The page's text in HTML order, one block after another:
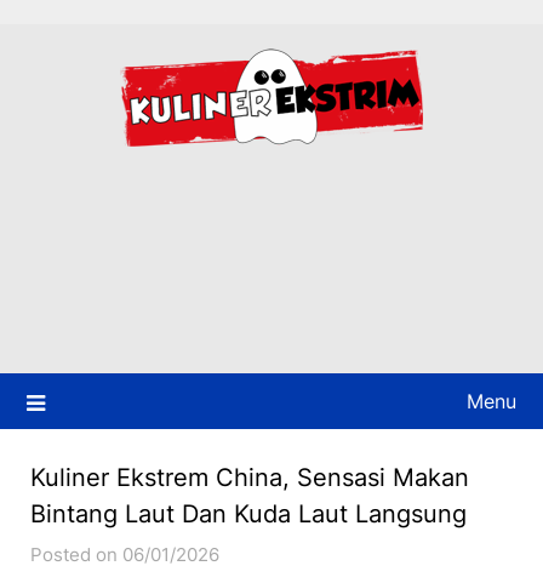
Menu
Kuliner Ekstrem China, Sensasi Makan
Bintang Laut Dan Kuda Laut Langsung
Posted on 06/01/2026